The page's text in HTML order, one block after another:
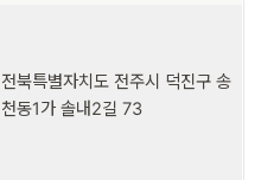
전북특별자치도 전주시 덕진구 송
천동1가 솔내2길 73